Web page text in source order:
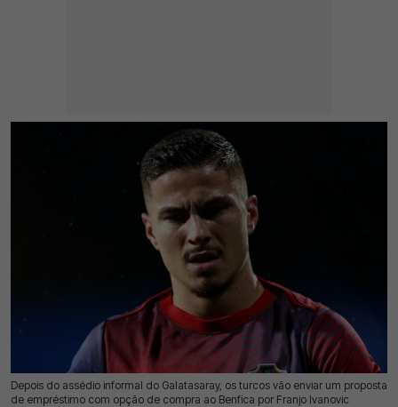
Depois do assédio informal do Galatasaray, os turcos vão enviar um proposta
de empréstimo com opção de compra ao Benfica por Franjo Ivanovic
27 Jul 2026 | 13:25 | 0